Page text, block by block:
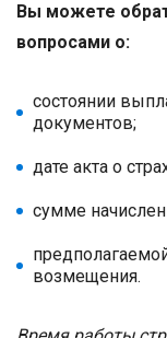
Вы можете
вопросами о:
состоянии
документов;
дате акта о
сумме
возмещения.